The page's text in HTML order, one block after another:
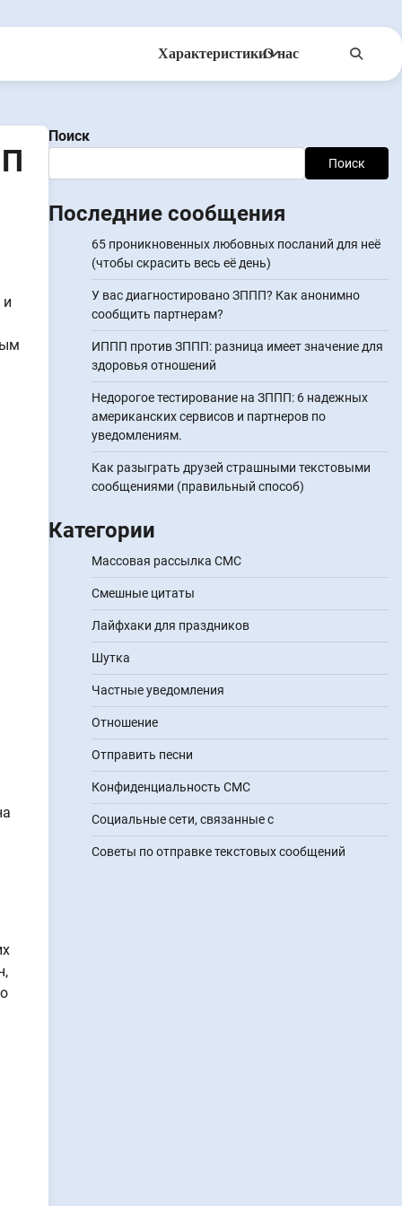
ХарактеристикиО нас
Поиск
Поиск
Последние сообщения
65 проникновенных любовных посланий для неё
(чтобы скрасить весь её день)
У вас диагностировано ЗППП? Как анонимно
сообщить партнерам?
ИППП против ЗППП: разница имеет значение для
здоровья отношений
Недорогое тестирование на ЗППП: 6 надежных
американских сервисов и партнеров по
уведомлениям.
Как разыграть друзей страшными текстовыми
сообщениями (правильный способ)
Категории
Массовая рассылка СМС
Смешные цитаты
Лайфхаки для праздников
Шутка
Частные уведомления
Отношение
Отправить песни
Конфиденциальность СМС
Социальные сети, связанные с
Советы по отправке текстовых сообщений